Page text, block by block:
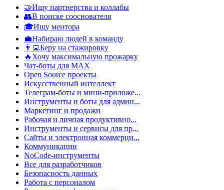
🤝Ищу партнерства и коллабы
👥В поиске сооснователя
🎓Ищу ментора
💼Набираю людей в команду
👨‍💻Беру на стажировку
🔥Хочу максимальную прожарку
Чат-боты для MAX
Open Source проекты
Искусственный интеллект
Телеграм-боты и мини-приложе...
Инструменты и боты для админ...
Маркетинг и продажи
Рабочая и личная продуктивно...
Инструменты и сервисы для пр...
Сайты и электронная коммерци...
Коммуникации
NoCode-инструменты
Все для разработчиков
Безопасность данных
Работа с персоналом